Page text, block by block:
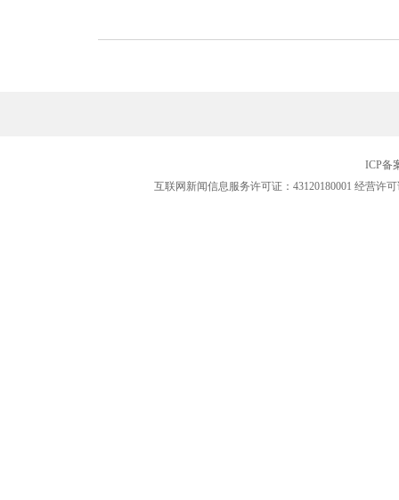
ICP备
互联网新闻信息服务许可证：43120180001 经营许可